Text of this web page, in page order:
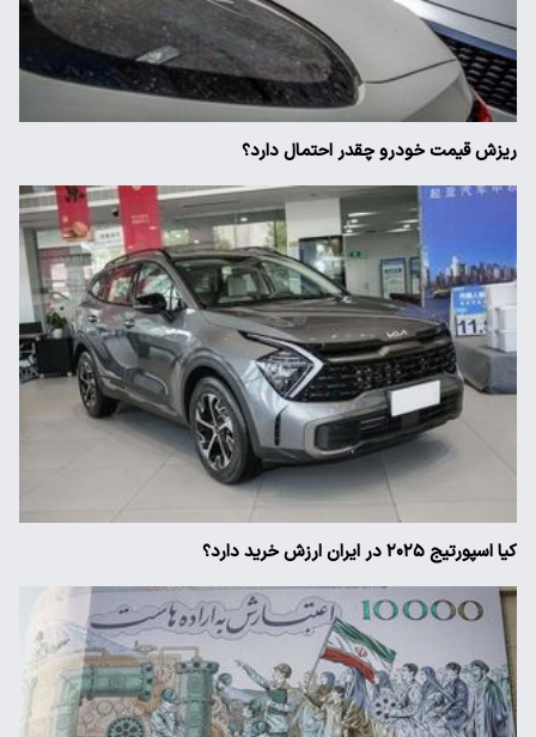
ریزش قیمت خودرو چقدر احتمال دارد؟
کیا اسپورتیج ۲۰۲۵ در ایران ارزش خرید دارد؟